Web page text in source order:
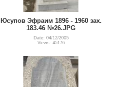
Юсупов Эфраим 1896 - 1960 зах.
183.46 №26.JPG
Date: 04/12/2005
Views: 45176